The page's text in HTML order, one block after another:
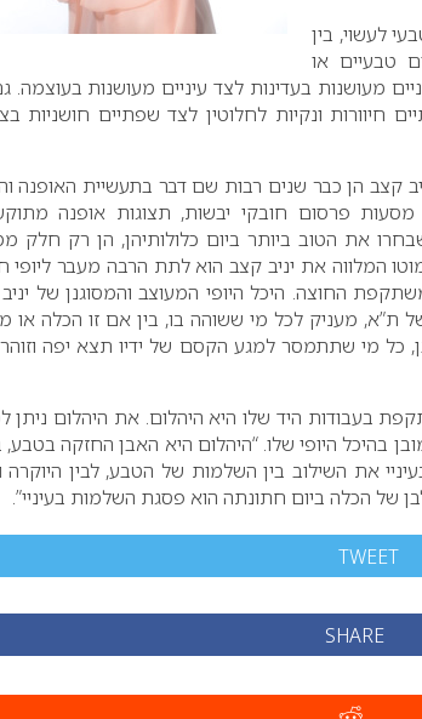
לעשוי, בין
טבעיים או
מעושנות בעדינות לצד עיניים מעושנות בעוצמה.
חיוורות ונקיות לחלוטין לצד שפתיים חושניות
קצב הן כבר שנים רבות שם דבר בתעשיית האופנה
פרסום חובקי יבשות, תצוגות אופנה
את הטוב ביותר ביום כלולותיהן, הן רק חלק
המלווה את יניב קצב הוא לתת הרבה מעבר ליופי
החוצה. היכל היופי המעוצב והמסוגנן של
246, בצפון הישן של ת”א, מעניק לכל מי ששוהה בו, בין אם זו הכלה או
כל מי שתתמסר למגע הקסם של ידיו תצא יפה
בעבודות היד שלו היא היהלום. את היהלום ניתן
בהיכל היופי שלו. “היהלום היא האבן החזקה בטבע,
את השילוב בין השלמות של הטבע, לבין היוקרה
של הכלה ביום חתונתה הוא פסגת השלמות בעיניי”.
TWEET
SHARE